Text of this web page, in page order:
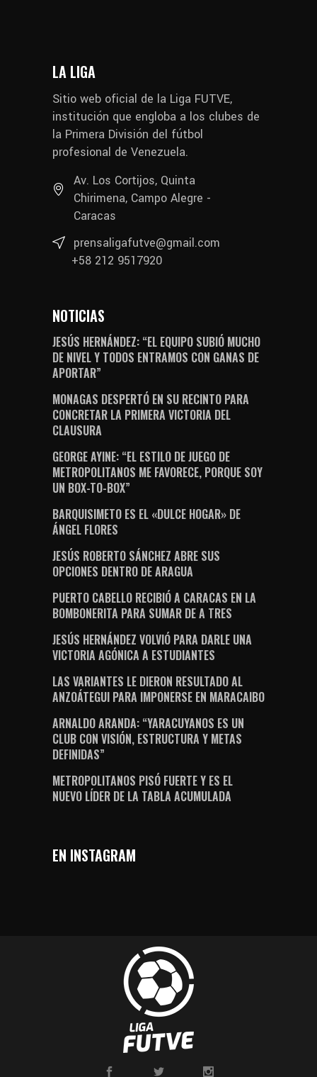
LA LIGA
Sitio web oficial de la Liga FUTVE,
institución que engloba a los clubes de
la Primera División del fútbol
profesional de Venezuela.
Av. Los Cortijos, Quinta
Chirimena, Campo Alegre -
Caracas
prensaligafutve@gmail.com
+58 212 9517920
NOTICIAS
JESÚS HERNÁNDEZ: “EL EQUIPO SUBIÓ MUCHO
DE NIVEL Y TODOS ENTRAMOS CON GANAS DE
APORTAR”
MONAGAS DESPERTÓ EN SU RECINTO PARA
CONCRETAR LA PRIMERA VICTORIA DEL
CLAUSURA
GEORGE AYINE: “EL ESTILO DE JUEGO DE
METROPOLITANOS ME FAVORECE, PORQUE SOY
UN BOX-TO-BOX”
BARQUISIMETO ES EL «DULCE HOGAR» DE
ÁNGEL FLORES
JESÚS ROBERTO SÁNCHEZ ABRE SUS
OPCIONES DENTRO DE ARAGUA
PUERTO CABELLO RECIBIÓ A CARACAS EN LA
BOMBONERITA PARA SUMAR DE A TRES
JESÚS HERNÁNDEZ VOLVIÓ PARA DARLE UNA
VICTORIA AGÓNICA A ESTUDIANTES
LAS VARIANTES LE DIERON RESULTADO AL
ANZOÁTEGUI PARA IMPONERSE EN MARACAIBO
ARNALDO ARANDA: “YARACUYANOS ES UN
CLUB CON VISIÓN, ESTRUCTURA Y METAS
DEFINIDAS”
METROPOLITANOS PISÓ FUERTE Y ES EL
NUEVO LÍDER DE LA TABLA ACUMULADA
EN INSTAGRAM